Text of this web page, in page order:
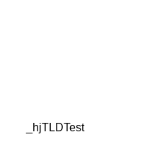
_hjTLDTest